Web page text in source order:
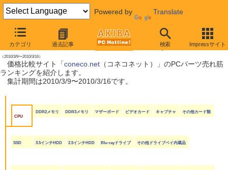
Powered by Translate
カテゴリ 過去記事 検索 Impressサイト
【 2010年3月20日号 】
coneco.net売れ筋ランキング（PCパーツ編）
（2010/3/9〜2010/3/16）
価格比較サイト「coneco.net（コネコネット）」のPCパーツ売れ筋
ランキングを紹介します。
集計期間は2010/3/9〜2010/3/16です。
CPU
DDR2メモリ DDR3メモリ マザーボード ビデオカード キャプチャ その他カード類
SSD 3.5インチHDD 2.5インチHDD Blu-rayドライブ その他ドライブベイ内蔵品